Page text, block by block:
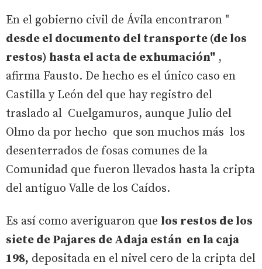
En el gobierno civil de Ávila encontraron "
desde el documento del transporte (de los
restos) hasta el acta de exhumación" ,
afirma Fausto. De hecho es el único caso en
Castilla y León del que hay registro del
traslado al Cuelgamuros, aunque Julio del
Olmo da por hecho que son muchos más los
desenterrados de fosas comunes de la
Comunidad que fueron llevados hasta la cripta
del antiguo Valle de los Caídos.
Es así como averiguaron que los restos de los
siete de Pajares de Adaja están en la caja
198, depositada en el nivel cero de la cripta del